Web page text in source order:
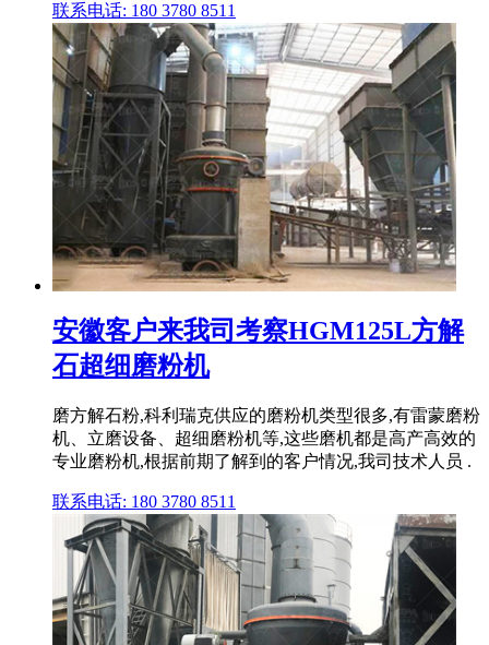
联系电话: 180 3780 8511
安徽客户来我司考察HGM125L方解
石超细磨粉机
磨方解石粉,科利瑞克供应的磨粉机类型很多,有雷蒙磨粉
机、立磨设备、超细磨粉机等,这些磨机都是高产高效的
专业磨粉机,根据前期了解到的客户情况,我司技术人员 .
联系电话: 180 3780 8511